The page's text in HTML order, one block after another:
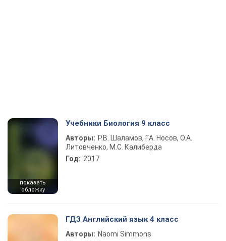
показать
обложку
Учебники Биология 9 класс
Авторы: Р.В. Шаламов, Г.А. Носов, О.А.
Литовченко, М.С. Калиберда
Год: 2017
ГДЗ Английский язык 4 класс
Авторы: Naomi Simmons